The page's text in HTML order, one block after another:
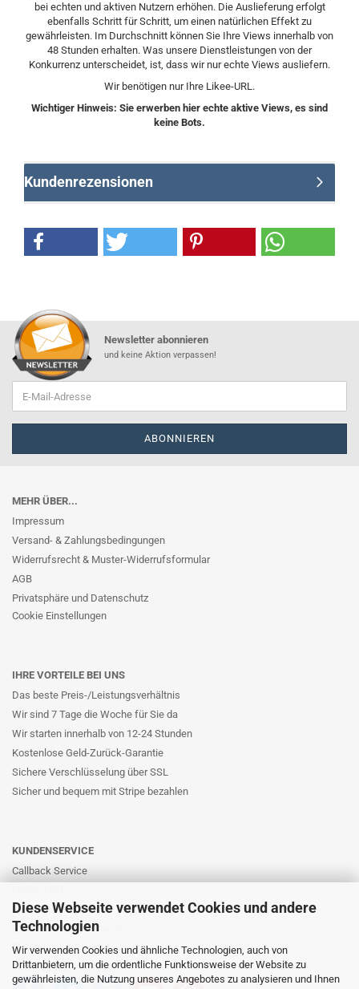
Diese Webseite verwendet Cookies und andere
Technologien
Wir verwenden Cookies und ähnliche Technologien, auch von
Drittanbietern, um die ordentliche Funktionsweise der Website zu
gewährleisten, die Nutzung unseres Angebotes zu analysieren und Ihnen
bei echten und aktiven Nutzern erhöhen. Die Auslieferung erfolgt
ebenfalls Schritt für Schritt, um einen natürlichen Effekt zu
gewährleisten. Im Durchschnitt können Sie Ihre Views innerhalb von
48 Stunden erhalten. Was unsere Dienstleistungen von der
Konkurrenz unterscheidet, ist, dass wir nur echte Views ausliefern.
Wir benötigen nur Ihre Likee-URL.
Wichtiger Hinweis: Sie erwerben hier echte aktive Views, es sind
keine Bots.
Kundenrezensionen
Newsletter abonnieren
und keine Aktion verpassen!
MEHR ÜBER...
Impressum
Versand- & Zahlungsbedingungen
Widerrufsrecht & Muster-Widerrufsformular
AGB
Privatsphäre und Datenschutz
Cookie Einstellungen
IHRE VORTEILE BEI UNS
Das beste Preis-/Leistungsverhältnis
Wir sind 7 Tage die Woche für Sie da
Wir starten innerhalb von 12-24 Stunden
Kostenlose Geld-Zurück-Garantie
Sichere Verschlüsselung über SSL
Sicher und bequem mit Stripe bezahlen
KUNDENSERVICE
Callback Service
Kontaktformular
E-Mail: info@likernow.de
Skype Live Support
Ihre Meinung und Ideen